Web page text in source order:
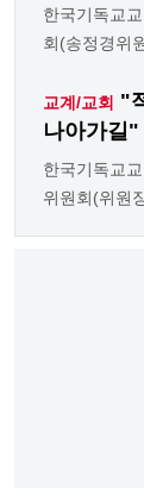
한국기독교
회(송정경위
교계/교회 "
나아가길"
한국기독교
위원회(위원